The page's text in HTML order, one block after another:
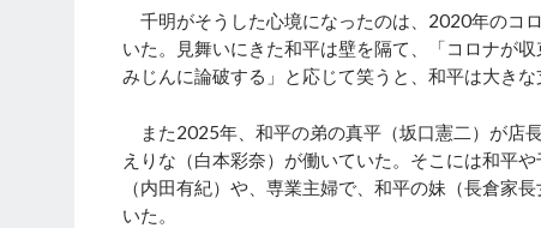
千明がそうした心境になったのは、2020年のコ
いた。見舞いにきた和平は壁を隔て、「コロナが
みじんに論破する」と応じて笑うと、和平は大き
また2025年、和平の弟の真平（坂口憲二）が店
えりな（白本彩奈）が働いていた。そこには和平
（内田有紀）や、専業主婦で、和平の妹（長倉家
いた。